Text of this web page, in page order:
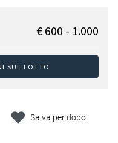
€ 600 - 1.000
SUL LOTTO
Salva per dopo